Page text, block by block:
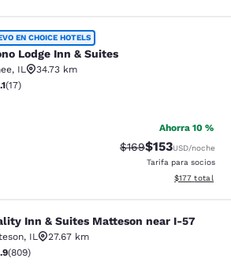
Inn & Suites
EN CHOICE HOTELS
Lodge Inn & Suites
, IL
34.73 km
de 2.12 estrellas. Feria. 17 reseñas
(17)
Ahorra 10 %
Precio tachado:
$169Precio con
$153USD/noche
Tarifa para socios
Ver detalles
$177 total
Suites Matteson near
Inn & Suites Matteson near I-57
, IL
27.67 km
de 2.87 estrellas. Feria. 809 reseñas
(809)